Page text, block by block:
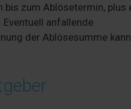
zum Ablösetermin, plus
anfallende
der Ablösesumme